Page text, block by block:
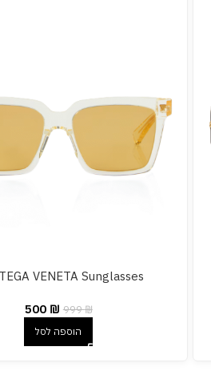
VENETA Sunglasses
999₪
500 ₪
הוספה לסל